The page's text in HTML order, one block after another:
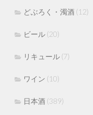
どぶろく・濁酒 (12)
ビール (20)
リキュール (7)
ワイン (10)
日本酒 (389)